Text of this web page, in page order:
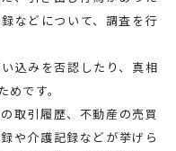
などについて、調査を行
込みを否認したり、真相
です。
取引履歴、不動産の売買
や介護記録などが挙げら